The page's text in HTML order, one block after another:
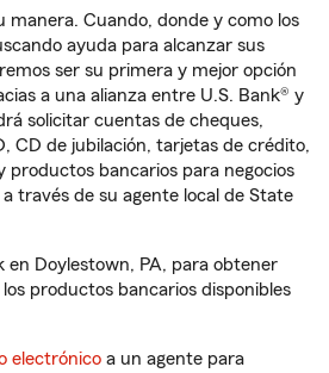
manera. Cuando, donde y como los
ayuda para alcanzar sus
ser su primera y mejor opción
a una alianza entre U.S. Bank® y
solicitar cuentas de cheques,
CD de jubilación, tarjetas de crédito,
productos bancarios para negocios
través de su agente local de State
en Doylestown, PA, para obtener
productos bancarios disponibles
electrónico a un agente para